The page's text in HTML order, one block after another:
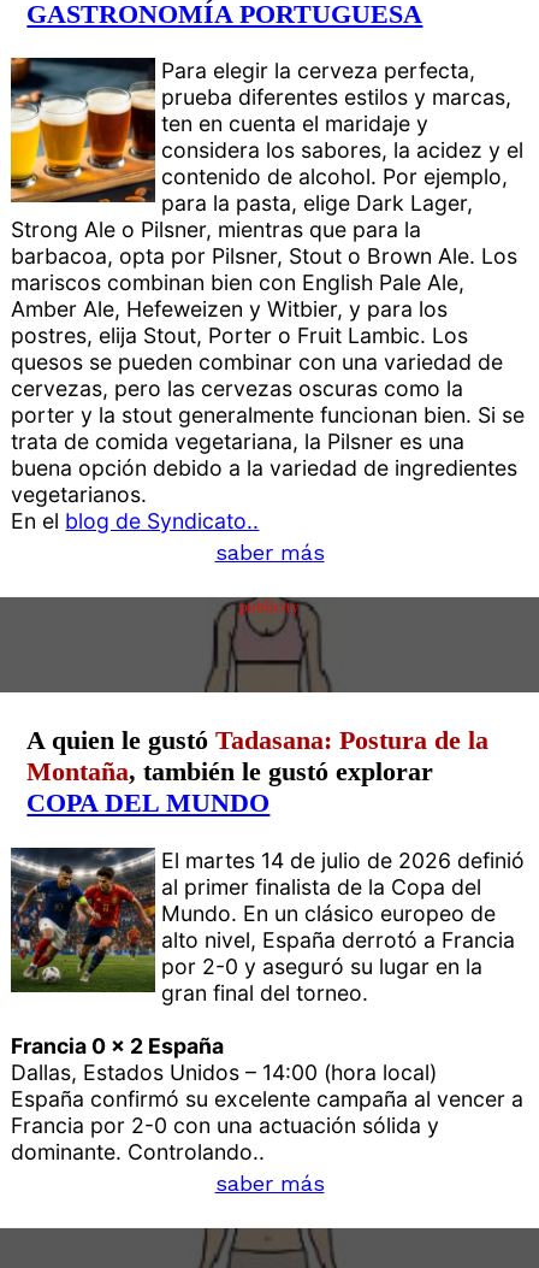
GASTRONOMÍA PORTUGUESA
Para elegir la cerveza perfecta,
prueba diferentes estilos y marcas,
ten en cuenta el maridaje y
considera los sabores, la acidez y el
contenido de alcohol. Por ejemplo,
para la pasta, elige Dark Lager,
Strong Ale o Pilsner, mientras que para la
barbacoa, opta por Pilsner, Stout o Brown Ale. Los
mariscos combinan bien con English Pale Ale,
Amber Ale, Hefeweizen y Witbier, y para los
postres, elija Stout, Porter o Fruit Lambic. Los
quesos se pueden combinar con una variedad de
cervezas, pero las cervezas oscuras como la
porter y la stout generalmente funcionan bien. Si se
trata de comida vegetariana, la Pilsner es una
buena opción debido a la variedad de ingredientes
vegetarianos.
En el blog de Syndicato..
saber más
publicity
A quien le gustóTadasana: Postura de la
Montaña, también le gustó explorar
COPA DEL MUNDO
El martes 14 de julio de 2026 definió
al primer finalista de la Copa del
Mundo. En un clásico europeo de
alto nivel, España derrotó a Francia
por 2-0 y aseguró su lugar en la
gran final del torneo.
Francia 0 x 2 España
Dallas, Estados Unidos – 14:00 (hora local)
España confirmó su excelente campaña al vencer a
Francia por 2-0 con una actuación sólida y
dominante. Controlando..
saber más